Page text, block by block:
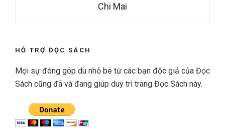
Chi Mai
HỖ TRỢ ĐỌC SÁCH
Mọi sự đóng góp dù nhỏ bé từ các bạn độc giả của Đọc
Sách cũng đã và đang giúp duy trì trang Đọc Sách này.